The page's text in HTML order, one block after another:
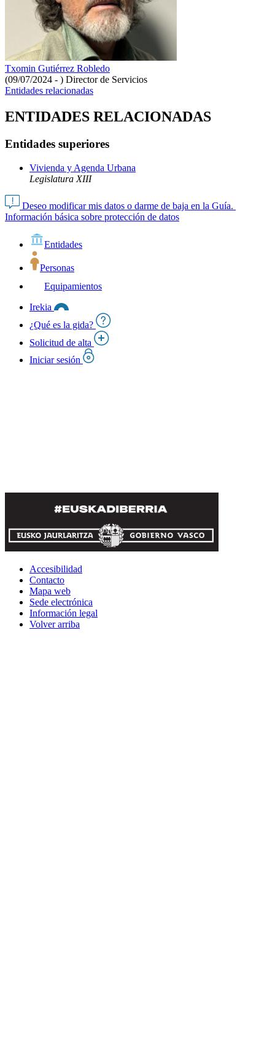
Txomin Gutiérrez Robledo
(09/07/2024 - ) Director de Servicios
Entidades relacionadas
ENTIDADES RELACIONADAS
Entidades superiores
Vivienda y Agenda Urbana
Legislatura XIII
Deseo modificar mis datos o darme de baja en la Guía.
Información básica sobre protección de datos
Entidades
Personas
Equipamientos
Irekia
¿Qué es la gida?
Solicitud de alta
Iniciar sesión
Accesibilidad
Contacto
Mapa web
Sede electrónica
Información legal
Volver arriba